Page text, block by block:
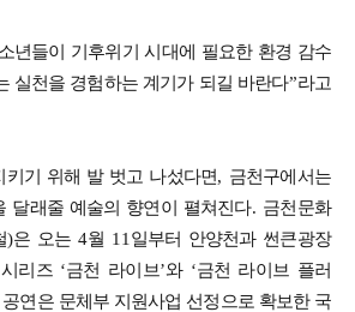
년들이 기후위기 시대에 필요한 환경 감수
실천을 경험하는 계기가 되길 바란다”라고
키기 위해 발 벗고 나섰다면, 금천구에서는
달래줄 예술의 향연이 펼쳐진다. 금천문화
)은 오는4월 11 일부터 안양천과 썬큰광장
리즈 ‘금천 라이브’와 ‘금천 라이브 플러
공연은 문체부 지원사업 선정으로 확보한 국